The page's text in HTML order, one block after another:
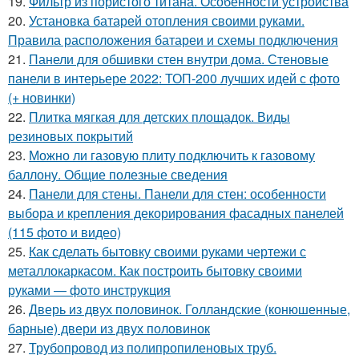
20. Установка батарей отопления своими руками.
Правила расположения батареи и схемы подключения
21. Панели для обшивки стен внутри дома. Стеновые
панели в интерьере 2022: ТОП-200 лучших идей с фото
(+ новинки)
22. Плитка мягкая для детских площадок. Виды
резиновых покрытий
23. Можно ли газовую плиту подключить к газовому
баллону. Общие полезные сведения
24. Панели для стены. Панели для стен: особенности
выбора и крепления декорирования фасадных панелей
(115 фото и видео)
25. Как сделать бытовку своими руками чертежи с
металлокаркасом. Как построить бытовку своими
руками — фото инструкция
26. Дверь из двух половинок. Голландские (конюшенные,
барные) двери из двух половинок
27. Трубопровод из полипропиленовых труб.